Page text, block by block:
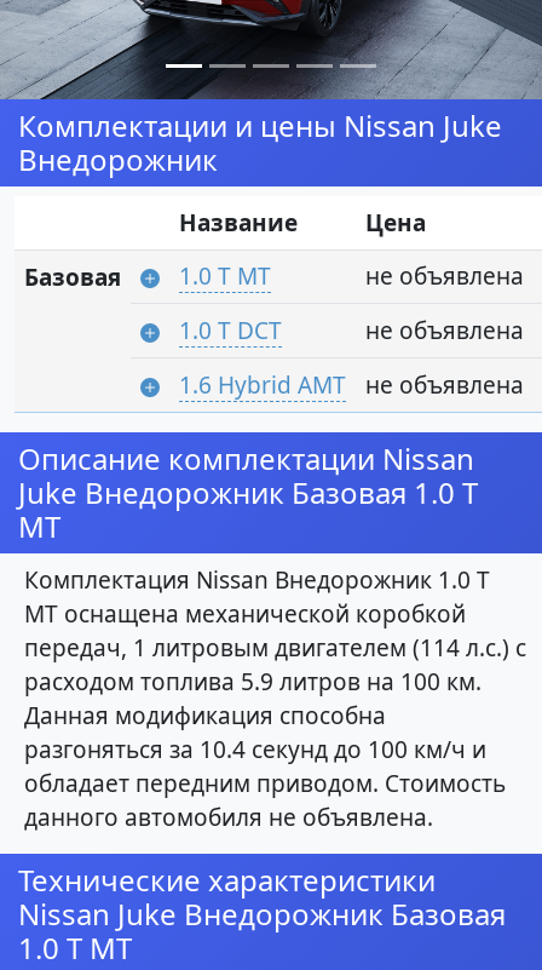
Комплектации и цены Nissan Juke
Внедорожник
Название
Цена
Базовая
1.0 T MT
не объявлена
1.0 T DCT
не объявлена
1.6 Hybrid AMT
не объявлена
Описание комплектации Nissan
Juke Внедорожник Базовая 1.0 T
MT
Комплектация Nissan Внедорожник 1.0 T
MT оснащена механической коробкой
передач, 1 литровым двигателем (114 л.с.) с
расходом топлива 5.9 литров на 100 км.
Данная модификация способна
разгоняться за 10.4 секунд до 100 км/ч и
обладает передним приводом. Стоимость
данного автомобиля не объявлена.
Технические характеристики
Nissan Juke Внедорожник Базовая
1.0 T MT